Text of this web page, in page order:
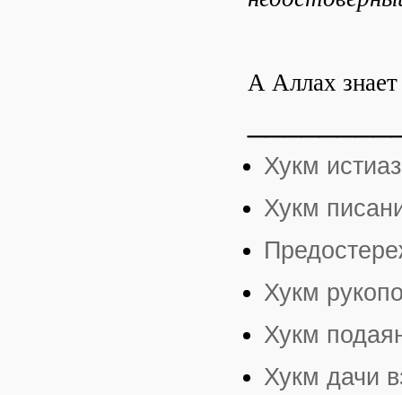
А Аллах
Хукм
Хукм
Хукм
Хукм
Хукм дачи